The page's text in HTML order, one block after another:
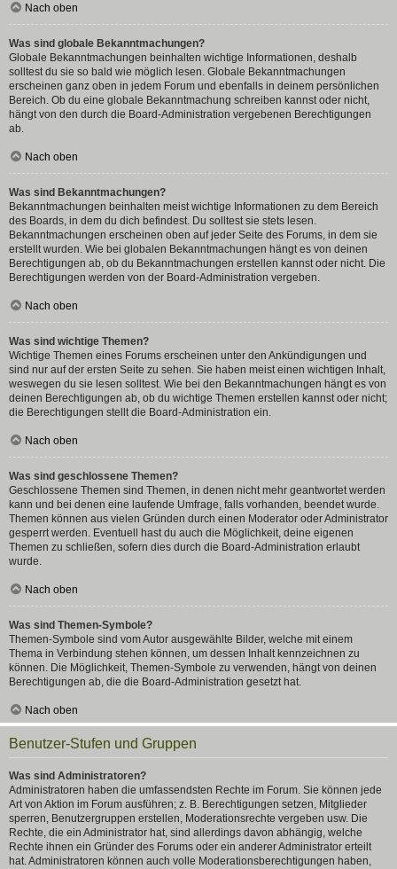
Nach oben
Was sind globale Bekanntmachungen?
Globale Bekanntmachungen beinhalten wichtige Informationen, deshalb
solltest du sie so bald wie möglich lesen. Globale Bekanntmachungen
erscheinen ganz oben in jedem Forum und ebenfalls in deinem persönlichen
Bereich. Ob du eine globale Bekanntmachung schreiben kannst oder nicht,
hängt von den durch die Board-Administration vergebenen Berechtigungen
ab.
Nach oben
Was sind Bekanntmachungen?
Bekanntmachungen beinhalten meist wichtige Informationen zu dem Bereich
des Boards, in dem du dich befindest. Du solltest sie stets lesen.
Bekanntmachungen erscheinen oben auf jeder Seite des Forums, in dem sie
erstellt wurden. Wie bei globalen Bekanntmachungen hängt es von deinen
Berechtigungen ab, ob du Bekanntmachungen erstellen kannst oder nicht. Die
Berechtigungen werden von der Board-Administration vergeben.
Nach oben
Was sind wichtige Themen?
Wichtige Themen eines Forums erscheinen unter den Ankündigungen und
sind nur auf der ersten Seite zu sehen. Sie haben meist einen wichtigen Inhalt,
weswegen du sie lesen solltest. Wie bei den Bekanntmachungen hängt es von
deinen Berechtigungen ab, ob du wichtige Themen erstellen kannst oder nicht;
die Berechtigungen stellt die Board-Administration ein.
Nach oben
Was sind geschlossene Themen?
Geschlossene Themen sind Themen, in denen nicht mehr geantwortet werden
kann und bei denen eine laufende Umfrage, falls vorhanden, beendet wurde.
Themen können aus vielen Gründen durch einen Moderator oder Administrator
gesperrt werden. Eventuell hast du auch die Möglichkeit, deine eigenen
Themen zu schließen, sofern dies durch die Board-Administration erlaubt
wurde.
Nach oben
Was sind Themen-Symbole?
Themen-Symbole sind vom Autor ausgewählte Bilder, welche mit einem
Thema in Verbindung stehen können, um dessen Inhalt kennzeichnen zu
können. Die Möglichkeit, Themen-Symbole zu verwenden, hängt von deinen
Berechtigungen ab, die die Board-Administration gesetzt hat.
Nach oben
Benutzer-Stufen und Gruppen
Was sind Administratoren?
Administratoren haben die umfassendsten Rechte im Forum. Sie können jede
Art von Aktion im Forum ausführen; z. B. Berechtigungen setzen, Mitglieder
sperren, Benutzergruppen erstellen, Moderationsrechte vergeben usw. Die
Rechte, die ein Administrator hat, sind allerdings davon abhängig, welche
Rechte ihnen ein Gründer des Forums oder ein anderer Administrator erteilt
hat. Administratoren können auch volle Moderationsberechtigungen haben,